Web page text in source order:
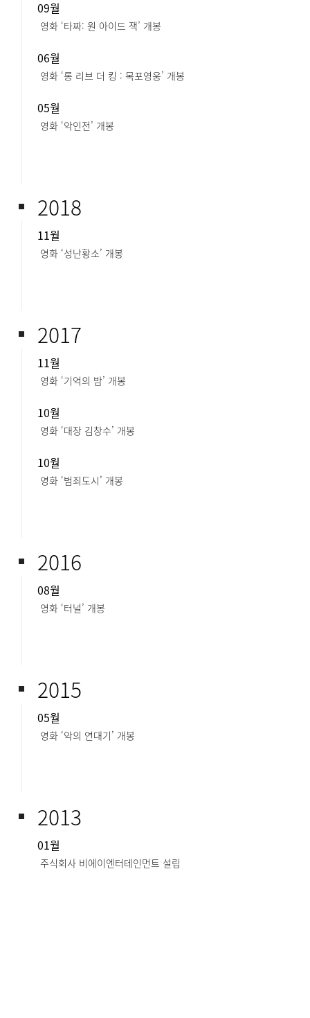
09월
영화 ‘타짜: 원 아이드 잭’ 개봉
06월
영화 ‘롱 리브 더 킹 : 목포영웅’ 개봉
05월
영화 ‘악인전’ 개봉
2018
11월
영화 ‘성난황소’ 개봉
2017
11월
영화 ‘기억의 밤’ 개봉
10월
영화 ‘대장 김창수’ 개봉
10월
영화 ‘범죄도시’ 개봉
2016
08월
영화 ‘터널’ 개봉
2015
05월
영화 ‘악의 연대기’ 개봉
2013
01월
주식회사 비에이엔터테인먼트 설립